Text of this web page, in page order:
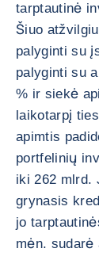
tarptautinė
Šiuo
palyginti su
palyginti su
% ir siekė
laikotarpį
apimtis
portfelinių
iki 262 mlrd.
grynasis
jo
mėn. sudarė